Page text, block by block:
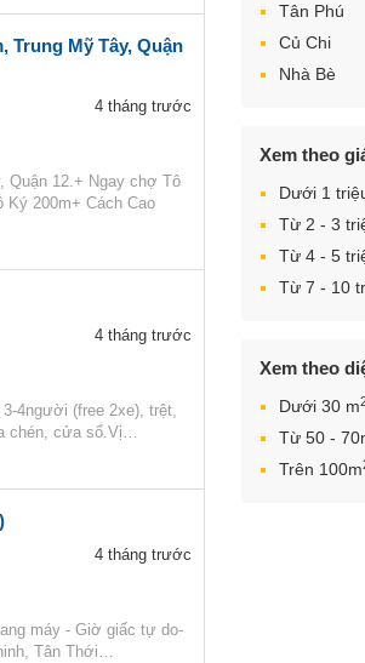
Trung Mỹ Tây, Quận
4 tháng trước
Quận 12.+ Ngay chợ Tô
Ký 200m+ Cách Cao
4 tháng trước
4người (free 2xe), trệt,
chén, cửa sổ.Vị…
4 tháng trước
máy - Giờ giấc tự do-
Tân Thới…
Tân Phú
Củ Chi
Nhà Bè
Xem theo
Dưới 1
Từ 2 - 3
Từ 4 - 5
Từ 7 - 10
Xem theo
Dưới 30 m
Từ 50 -
Trên 100m